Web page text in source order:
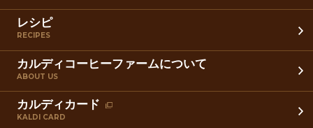
レシピ
RECIPES
カルディコーヒーファームについて
ABOUT US
カルディカード
KALDI CARD